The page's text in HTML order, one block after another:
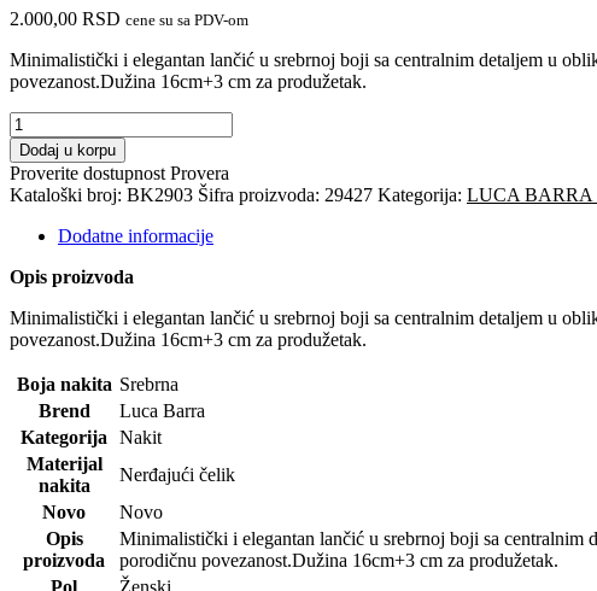
2.000,00 RSD cene su sa PDV-om
Minimalistički i elegantan lančić u srebrnoj boji sa centralnim detaljem u
povezanost.Dužina 16cm+3 cm za produžetak.
LUCA
BARRA-
narukvica
količina
Dodaj u korpu
Proverite dostupnost Provera
Kataloški broj: BK2903 Šifra proizvoda: 29427 Kategorija: LUCA
Dodatne informacije
Opis proizvoda
Minimalistički i elegantan lančić u srebrnoj boji sa centralnim detaljem u
povezanost.Dužina 16cm+3 cm za produžetak.
Boja nakita Srebrna
Brend
Luca Barra
Kategorija
Nakit
Materijal
nakita
Nerđajući čelik
Novo
Novo
Opis
proizvoda
Minimalistički i elegantan lančić u srebrnoj boji sa
porodičnu povezanost.Dužina 16cm+3 cm za produžetak.
Pol
Ženski